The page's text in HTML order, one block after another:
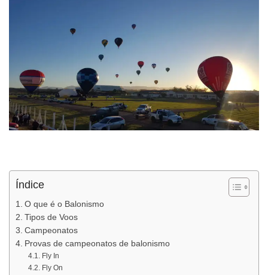
Índice
O que é o Balonismo
Tipos de Voos
Campeonatos
Provas de campeonatos de balonismo
Fly In
Fly On